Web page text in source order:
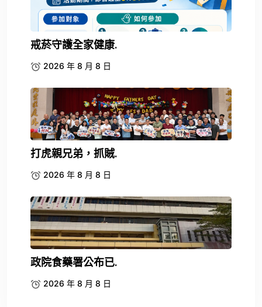
戒菸守護全家健康.
2026 年 8 月 8 日
打虎親兄弟，抓賊.
2026 年 8 月 8 日
政院食藥署公布已.
2026 年 8 月 8 日